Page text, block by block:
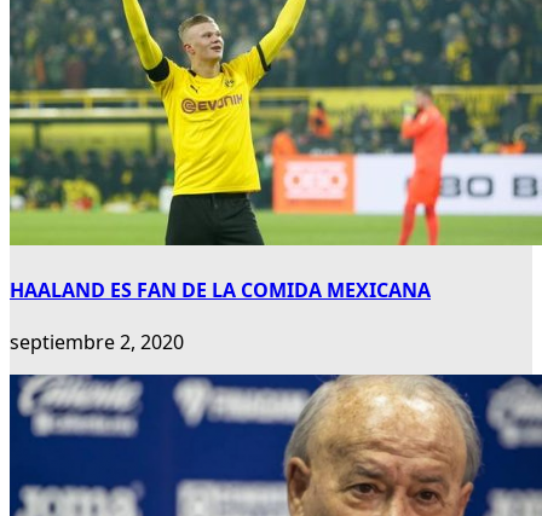
HAALAND ES FAN DE LA COMIDA MEXICANA
septiembre 2, 2020